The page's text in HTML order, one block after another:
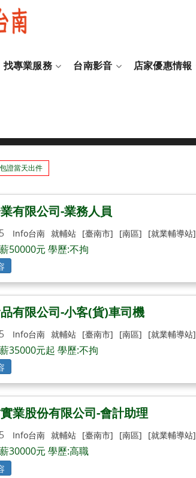
找專業服務 台南影音 店家優惠情報
證當天出件
有限公司-業務人員
Info台南 就輔站 [臺南市] [南區] [就業輔導站]
50000元 學歷:不拘
有限公司-小客(貨)車司機
Info台南 就輔站 [臺南市] [南區] [就業輔導站]
35000元起 學歷:不拘
業股份有限公司-會計助理
Info台南 就輔站 [臺南市] [南區] [就業輔導站]
30000元 學歷:高職